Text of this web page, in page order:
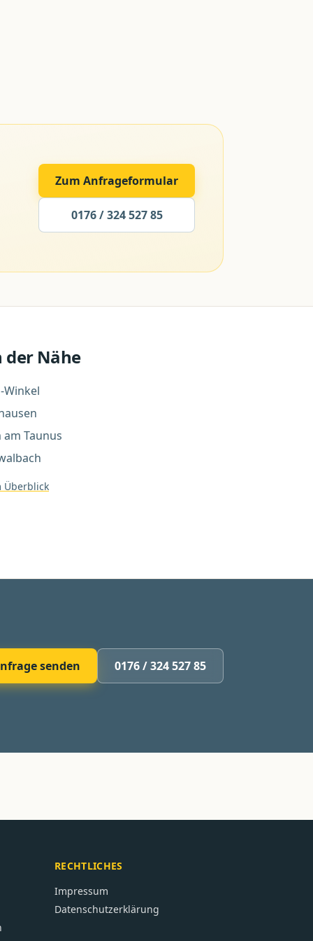
Zum Anfrageformular
0176 / 324 527 85
Nähe
Winkel
Taunus
senden 0176 / 324 527 85
RECHTLICHES
Impressum
Datenschutzerklärung